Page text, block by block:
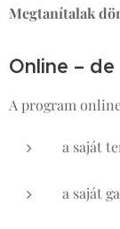
Megtanítalak
Online –
A program
a saját
a saját